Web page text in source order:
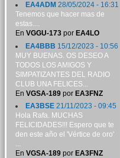
EA4ADM 28/05/2024 - 16:31
Tenemos que hacer mas de
estas....
En VGGU-173por EA4LO
EA4BBB 15/12/2023 - 10:56
MUY BUENAS. OS DESEO A
TODOS LOS AMIGOS Y
SIMPATIZANTES DEL RADIO
CLUB UNA FELICES...
En VGSA-189por EA3FNZ
EA3BSE21/11/2023 - 09:45
Hola Rafa. MUCHAS
FELICIDADES!!! Espero que te
den este año el 'Vértice de oro'
...
En VGSA-189por EA3FNZ